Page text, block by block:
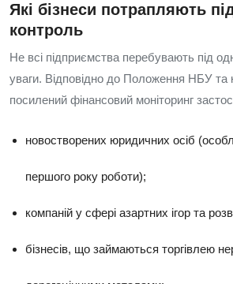
Які бізнеси потрапляють
контроль
Не всі підприємства перебувають під
уваги. Відповідно до Положення НБУ та
посилений фінансовий моніторинг
новостворених юридичних осіб
першого року роботи);
компаній у сфері азартних ігор та
бізнесів, що займаються торгівлею